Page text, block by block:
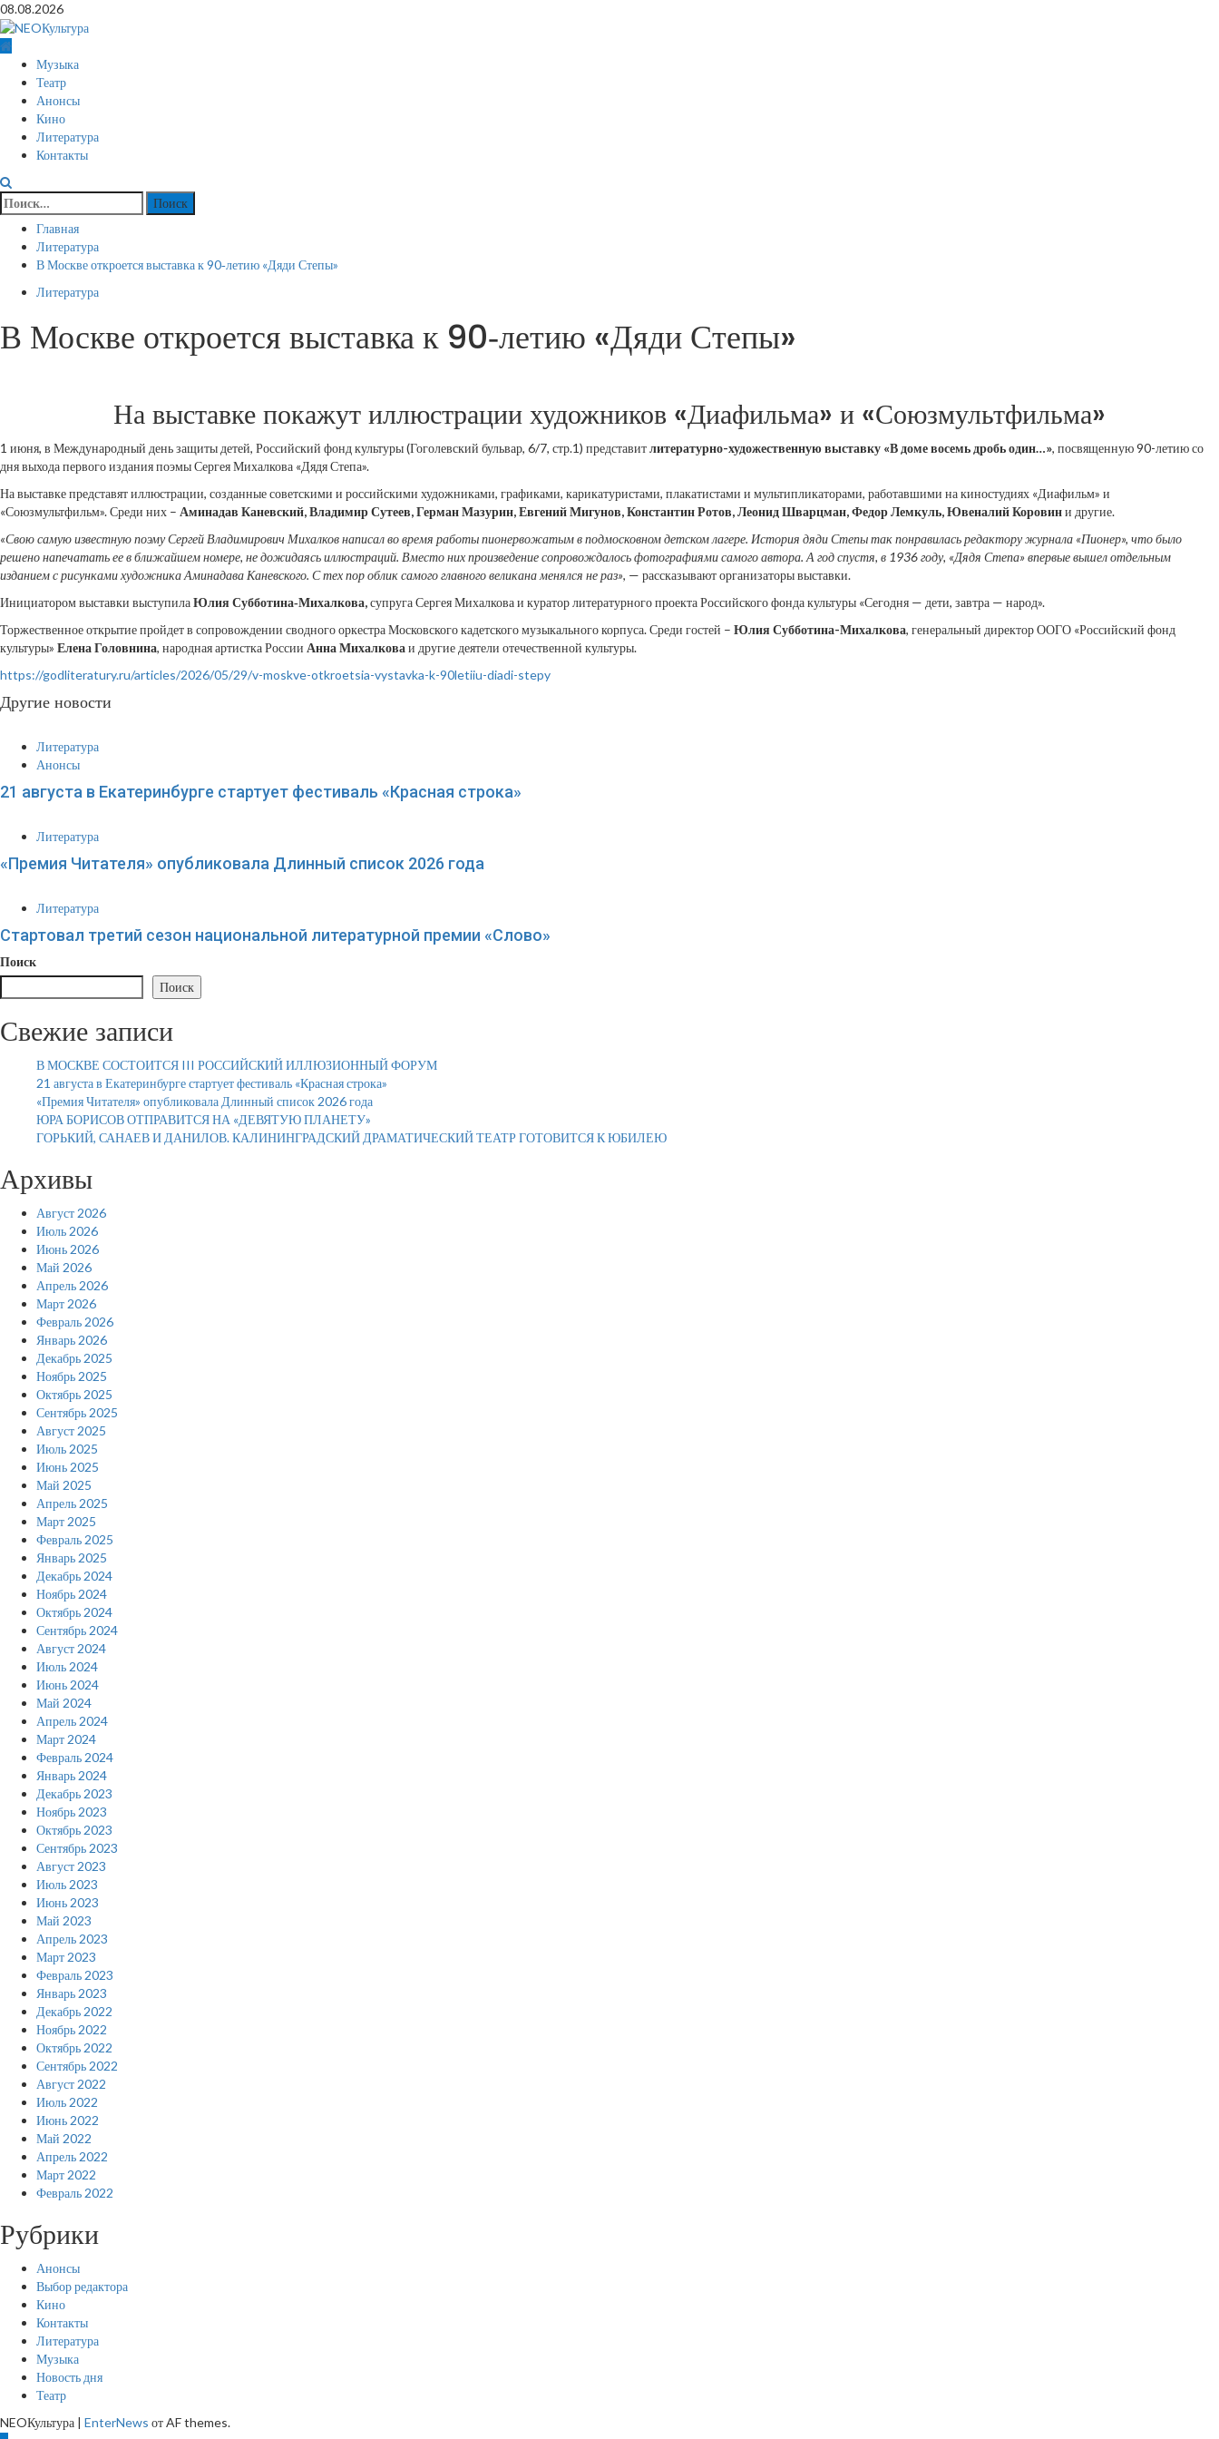
Перейти
к
содержимому
08.08.2026
Основное
меню
Музыка
Театр
Анонсы
Кино
Литература
Контакты
Найти:
Главная
Литература
В Москве откроется выставка к 90‑летию «Дяди Степы»
Литература
В Москве откроется выставка к 90‑летию «Дяди Степы»
На выставке покажут иллюстрации художников «Диафильма» и «Союзмультфильма»
1 июня, в Международный день защиты детей, Российский фонд культуры (Гоголевский бульвар, 6/7, стр.1) представитлитературно-художественную выставку «В доме восемь дробь один…», посвященную 90-летию со
дня выхода первого издания поэмы Сергея Михалкова «Дядя Степа».
На выставке представят иллюстрации, созданные советскими и российскими художниками, графиками, карикатуристами, плакатистами и мультипликаторами, работавшими на киностудиях «Диафильм» и
«Союзмультфильм». Среди них – Аминадав Каневский, Владимир Сутеев, Герман Мазурин, Евгений Мигунов, Константин Ротов, Леонид Шварцман, Федор Лемкуль, Ювеналий Коровини другие.
«Свою самую известную поэму Сергей Владимирович Михалков написал во время работы пионервожатым в подмосковном детском лагере. История дяди Степы так понравилась редактору журнала «Пионер», что было
решено напечатать ее в ближайшем номере, не дожидаясь иллюстраций. Вместо них произведение сопровождалось фотографиями самого автора. А год спустя, в 1936 году, «Дядя Степа» впервые вышел отдельным
изданием с рисунками художника Аминадава Каневского. С тех пор облик самого главного великана менялся не раз», — рассказывают организаторы выставки.
Инициатором выставки выступилаЮлия Субботина‑Михалкова,супруга Сергея Михалкова и куратор литературного проекта Российского фонда культуры «Сегодня — дети, завтра — народ».
Торжественное открытие пройдет в сопровождении сводного оркестра Московского кадетского музыкального корпуса. Среди гостей – Юлия Субботина-Михалкова, генеральный директор ООГО «Российский фонд
культуры» Елена Головнина, народная артистка России Анна Михалковаи другие деятели отечественной культуры.
https://godliteratury.ru/articles/2026/05/29/v-moskve-otkroetsia-vystavka-k-90letiiu-diadi-stepy
Другие новости
Литература
Анонсы
21 августа в Екатеринбурге стартует фестиваль «Красная строка»
Литература
«Премия Читателя» опубликовала Длинный список 2026 года
Литература
Стартовал третий сезон национальной литературной премии «Слово»
Поиск
Поиск
Свежие записи
В МОСКВЕ СОСТОИТСЯ III РОССИЙСКИЙ ИЛЛЮЗИОННЫЙ ФОРУМ
21 августа в Екатеринбурге стартует фестиваль «Красная строка»
«Премия Читателя» опубликовала Длинный список 2026 года
ЮРА БОРИСОВ ОТПРАВИТСЯ НА «ДЕВЯТУЮ ПЛАНЕТУ»
ГОРЬКИЙ, САНАЕВ И ДАНИЛОВ. КАЛИНИНГРАДСКИЙ ДРАМАТИЧЕСКИЙ ТЕАТР ГОТОВИТСЯ К ЮБИЛЕЮ
Архивы
Август 2026
Июль 2026
Июнь 2026
Май 2026
Апрель 2026
Март 2026
Февраль 2026
Январь 2026
Декабрь 2025
Ноябрь 2025
Октябрь 2025
Сентябрь 2025
Август 2025
Июль 2025
Июнь 2025
Май 2025
Апрель 2025
Март 2025
Февраль 2025
Январь 2025
Декабрь 2024
Ноябрь 2024
Октябрь 2024
Сентябрь 2024
Август 2024
Июль 2024
Июнь 2024
Май 2024
Апрель 2024
Март 2024
Февраль 2024
Январь 2024
Декабрь 2023
Ноябрь 2023
Октябрь 2023
Сентябрь 2023
Август 2023
Июль 2023
Июнь 2023
Май 2023
Апрель 2023
Март 2023
Февраль 2023
Январь 2023
Декабрь 2022
Ноябрь 2022
Октябрь 2022
Сентябрь 2022
Август 2022
Июль 2022
Июнь 2022
Май 2022
Апрель 2022
Март 2022
Февраль 2022
Рубрики
Анонсы
Выбор редактора
Кино
Контакты
Литература
Музыка
Новость дня
Театр
NEOКультура
EnterNews от AF themes.